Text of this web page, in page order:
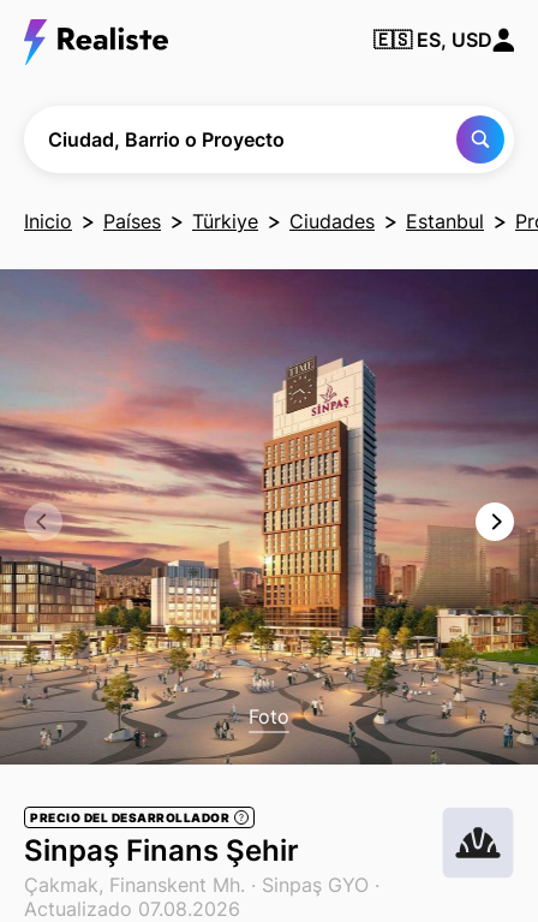
Encuentra
cualquier
🇪🇸 ES, USD
Ciudad, Barrio o Proyecto
Inicio Países Türkiye Ciudades Estanbul
Foto
PRECIO DEL DESARROLLADOR ?
Sinpaş Finans Şehir
Çakmak, Finanskent Mh. · Sinpaş GYO ·
Actualizado 07.08.2026